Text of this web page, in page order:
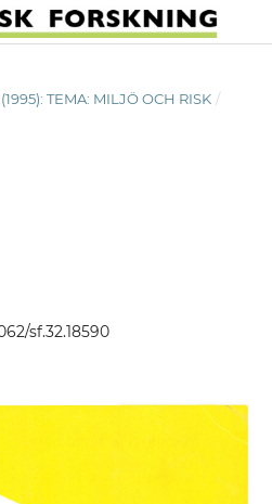
TEMA: MILJÖ OCH RISK /
sf.32.18590